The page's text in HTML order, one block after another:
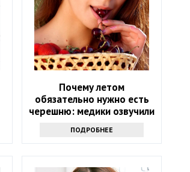
Почему летом
обязательно нужно есть
черешню: медики озвучили
5 полезных свойств ягоды
ПОДРОБНЕЕ